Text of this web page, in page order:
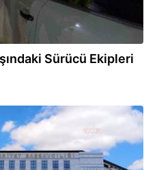
Sürücü Ekipleri